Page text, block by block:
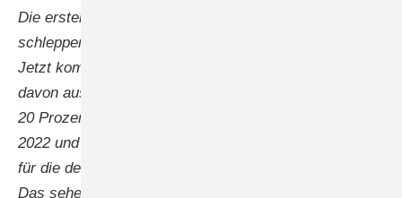
Die ersten beiden Monate in diesem Jahr liefen noch
schleppend, aber seit dem Frühjahr geht es bergauf.
Jetzt kommen die Bestellungen. Allerdings gehen wir
davon aus, dass der Weltmarkt in diesem Jahr rund
20 Prozent unter den Umsätzen liegen wird, die wir
2022 und 2023 verzeichnet haben. Das gilt nicht nur
für die deutschsprachigen Märkte oder für Europa.
Das sehen wir auch in den USA oder Australien.